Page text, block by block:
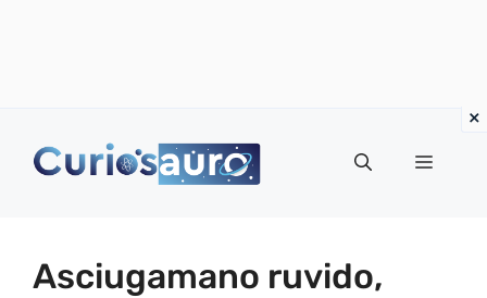
Menu
Asciugamano ruvido,